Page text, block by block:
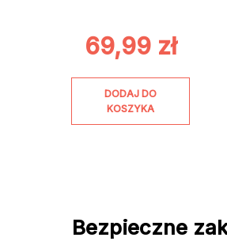
69,99 zł
DODAJ DO
KOSZYKA
Bezpieczne